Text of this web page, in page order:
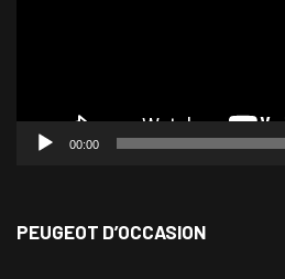
00:00
PEUGEOT D’OCCASION